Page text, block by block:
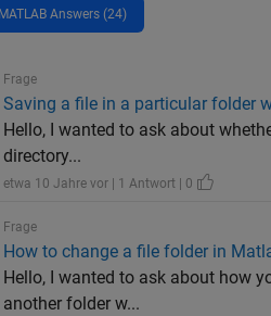
MATLAB Answers (24)
Frage
Saving a file in a particular folder
Hello, I wanted to ask about
directory...
etwa 10 Jahre vor | 1 Antwort | 0
Frage
How to change a file folder in
Hello, I wanted to ask about how
another folder w...